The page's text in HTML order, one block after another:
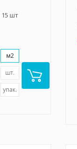
15 шт
м2
шт.
упак.